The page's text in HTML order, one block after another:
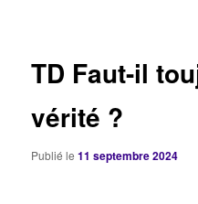
TD Faut-il
vérité ?
Publié le11 septembre 2024